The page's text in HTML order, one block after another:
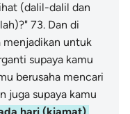
(dalil-dalil dan
73. Dan di
menjadikan untuk
supaya kamu
berusaha mencari
juga supaya kamu